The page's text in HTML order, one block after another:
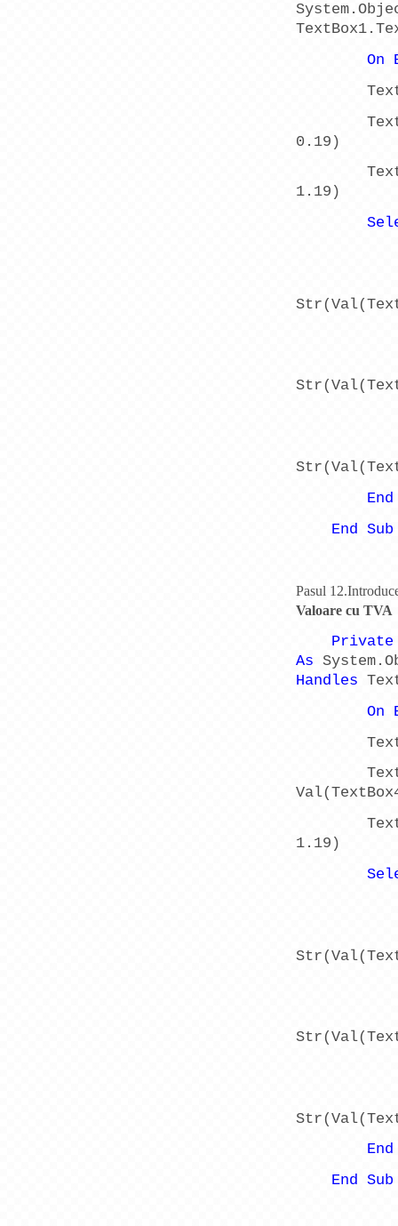
On
0.19)
1.19)
End
End
Sub
Pasul
Valoare cu TVA
Private
As
Handles
On
1.19)
End
End Sub